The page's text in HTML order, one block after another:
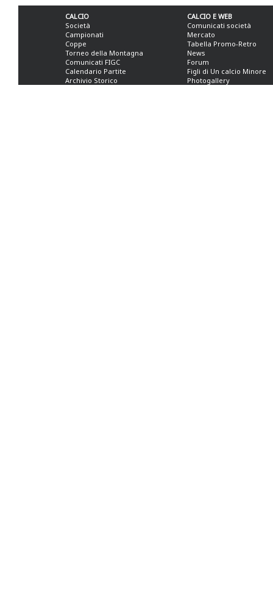
CALCIO
Società
Campionati
Coppe
Torneo della Montagna
Comunicati FIGC
Calendario Partite
Archivio Storico
CALCIO E WEB
Comunicati società
Mercato
Tabella Promo-Retro
News
Forum
Figli di Un calcio Minore
Photogallery